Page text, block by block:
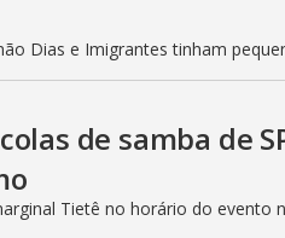
Dias e Imigrantes tinham
de samba de
Tietê no horário do evento